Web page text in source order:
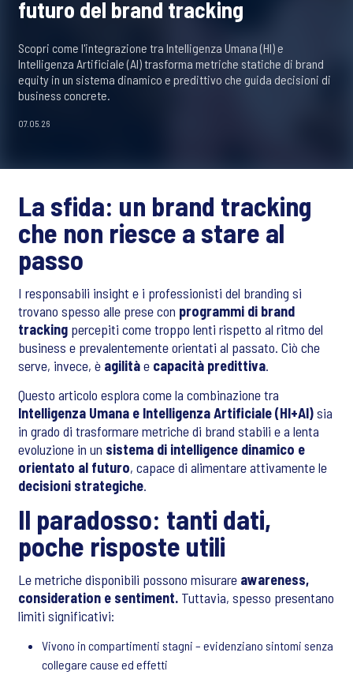
futuro del brand tracking
Scopri come l'integrazione tra Intelligenza Umana (HI) e
Intelligenza Artificiale (AI) trasforma metriche statiche di brand
equity in un sistema dinamico e predittivo che guida decisioni di
business concrete.
07.05.26
La sfida: un brand tracking
che non riesce a stare al
passo
I responsabili insight e i professionisti del branding si
trovano spesso alle prese con programmi di brand
tracking percepiti come troppo lenti rispetto al ritmo del
business e prevalentemente orientati al passato. Ciò che
serve, invece, è agilitàe capacità predittiva.
Questo articolo esplora come la combinazione tra
Intelligenza Umana e Intelligenza Artificiale (HI+AI)sia
in grado di trasformare metriche di brand stabili e a lenta
evoluzione in un sistema di intelligence dinamico e
orientato al futuro, capace di alimentare attivamente le
decisioni strategiche.
Il paradosso: tanti dati,
poche risposte utili
Le metriche disponibili possono misurare awareness,
consideration e sentiment. Tuttavia, spesso presentano
limiti significativi:
Vivono in compartimenti stagni – evidenziano sintomi senza
collegare cause ed effetti